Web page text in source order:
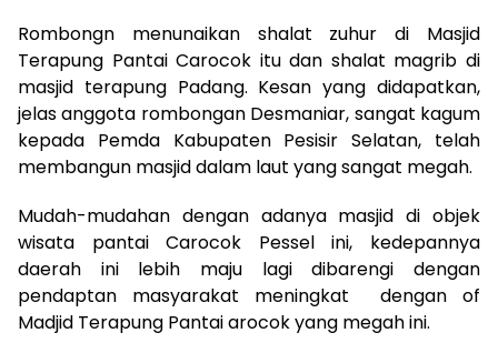
Rombongn menunaikan shalat zuhur di Masjid
Terapung Pantai Carocok itu dan shalat magrib di
masjid terapung Padang. Kesan yang didapatkan,
jelas anggota rombongan Desmaniar, sangat kagum
kepada Pemda Kabupaten Pesisir Selatan, telah
membangun masjid dalam laut yang sangat megah.
Mudah-mudahan dengan adanya masjid di objek
wisata pantai Carocok Pessel ini, kedepannya
daerah ini lebih maju lagi dibarengi dengan
pendaptan masyarakat meningkat dengan of
Madjid Terapung Pantai arocok yang megah ini.